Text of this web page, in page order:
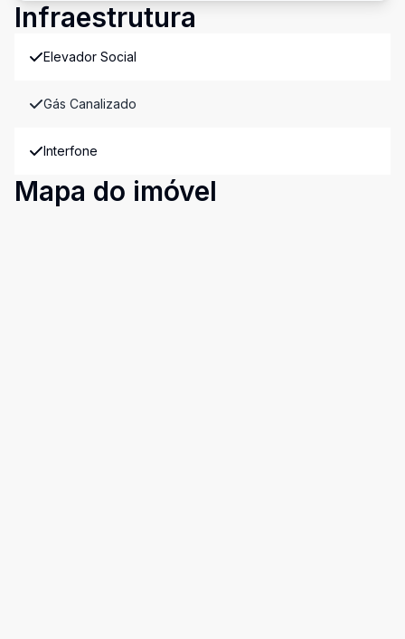
Infraestrutura
Elevador Social
Gás Canalizado
Interfone
Mapa do imóvel